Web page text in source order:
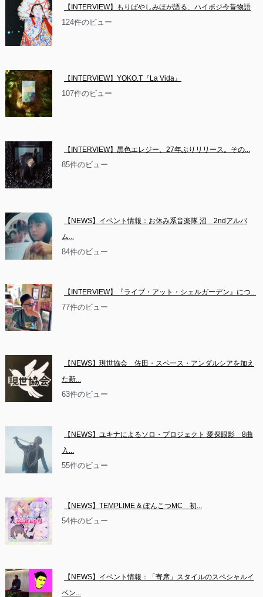
【INTERVIEW】もりばやしみほが語る、ハイポジ今昔物語
124件のビュー
【INTERVIEW】YOKO.T『La Vida』
107件のビュー
【INTERVIEW】黒色エレジー、27年ぶりリリース。その...
85件のビュー
【NEWS】イベント情報：お休み系音楽隊 沼　2ndアルバ
ム...
84件のビュー
【INTERVIEW】『ライブ・アット・シェルガーデン』につ...
77件のビュー
【NEWS】現世協会　佐田・スペース・アンダルシアを加え
た新...
63件のビュー
【NEWS】ユキナによるソロ・プロジェクト 愛探眼影　8曲
入...
55件のビュー
【NEWS】TEMPLIME & ぽんこつMC　初...
54件のビュー
【NEWS】イベント情報：「寄席」スタイルのスペシャルイ
ベン...